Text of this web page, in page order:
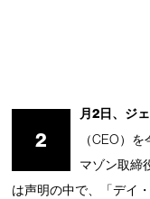
2
月2日、ジ
（CEO）
マゾン取締
は声明の中で、「デイ